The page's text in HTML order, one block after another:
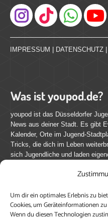
Um dir ein optimales Erlebnis zu
Cookies, um Geräteinformationen
Wenn du diesen Technologien
Instagram
IMPRESSUM DATENSCHUTZ
Was ist youpod.de?
youpod ist das Düsseldorfer
News aus deiner Stadt. Es gibt
Kalender, Orte im Jugend-
Tricks, die dich im Leben
sich Jugendliche und laden
Mach mit bei
youpod.de lebt von Menschen
journalistische Erfahrung,